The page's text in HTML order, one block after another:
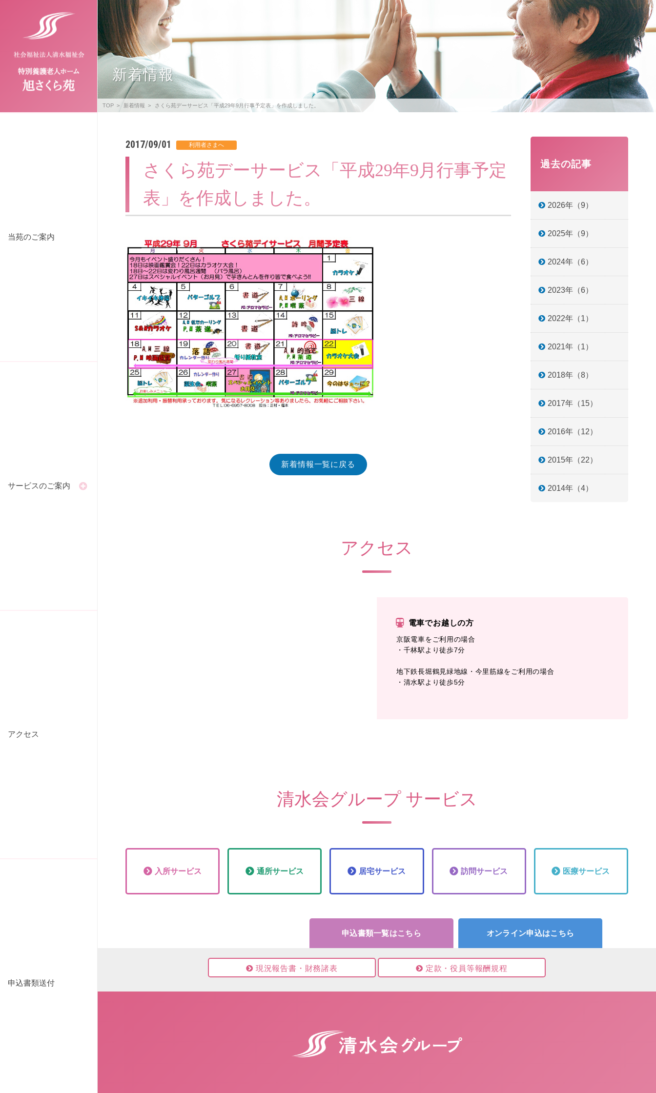
当苑のご案内
サービスのご案内
アクセス
申込書類送付
申込書類一覧はこちら オンライン申込はこちら
新着情報
TOP 新着情報 さくら苑デーサービス「平成29年9月行事予定表」を作成しました。
過去の記事
2026年（9）
2025年（9）
2024年（6）
2023年（6）
2022年（1）
2021年（1）
2018年（8）
2017年（15）
2016年（12）
2015年（22）
2014年（4）
2017/09/01
さくら苑デーサービス「平成29年9月行事予定
表」を作成しました。
新着情報一覧に戻る
アクセス
電車でお越しの方
京阪電車をご利用の場合
・千林駅より徒歩7分
地下鉄長堀鶴見緑地線・今里筋線をご利用の場合
・清水駅より徒歩5分
清水会グループ サービス
入所サービス 通所サービス 居宅サービス 訪問サービス 医療サービス
現況報告書・財務諸表 定款・役員等報酬規程